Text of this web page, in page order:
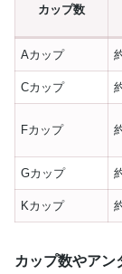
カップ数
Aカップ
Cカップ
Fカップ
Gカップ
Kカップ
カップ数やアン